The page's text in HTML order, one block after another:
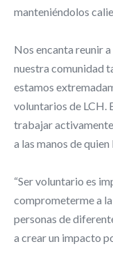
manteniéndolos
Nos encanta reunir
nuestra comunidad
estamos
voluntarios de LCH.
trabajar
a las manos de
“Ser voluntario es
comprometerme a
personas de
a crear un impacto